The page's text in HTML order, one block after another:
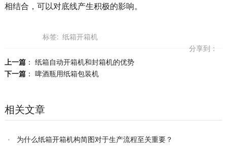
相结合，可以对底线产生积极的影响。
标签: 纸箱开箱机
分享到：
上一篇： 纸箱自动开箱机和封箱机的优势
下一篇： 啤酒瓶用纸箱包装机
相关文章
为什么纸箱开箱机构简图对于生产流程至关重要？